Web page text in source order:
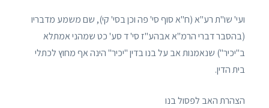
ועי' שו"ת רע"א (ח"א סוף סי' פה וכן בסי' קי), שם משמע מדבריו
(בהסבר דברי הרמ"א אבהע"ז סי' ד סע' כט שמהני אמתלא
ב"יכיר") שנאמנות אב על בנו בדין "יכיר" הינה אף מחוץ לכתלי
בית הדין.
הצהרת האב לפסול בנו